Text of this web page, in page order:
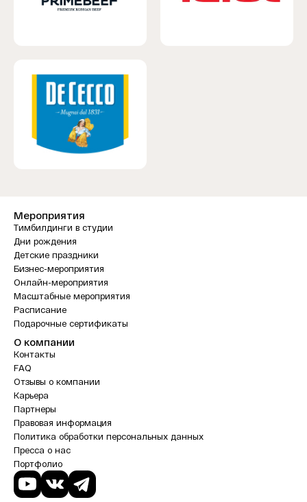
Мероприятия
Тимбилдинги в студии
Дни рождения
Детские праздники
Бизнес-мероприятия
Онлайн-мероприятия
Масштабные мероприятия
Расписание
Подарочные сертификаты
О компании
Контакты
FAQ
Отзывы о компании
Карьера
Партнеры
Правовая информация
Политика обработки персональных данных
Пресса о нас
Портфолио